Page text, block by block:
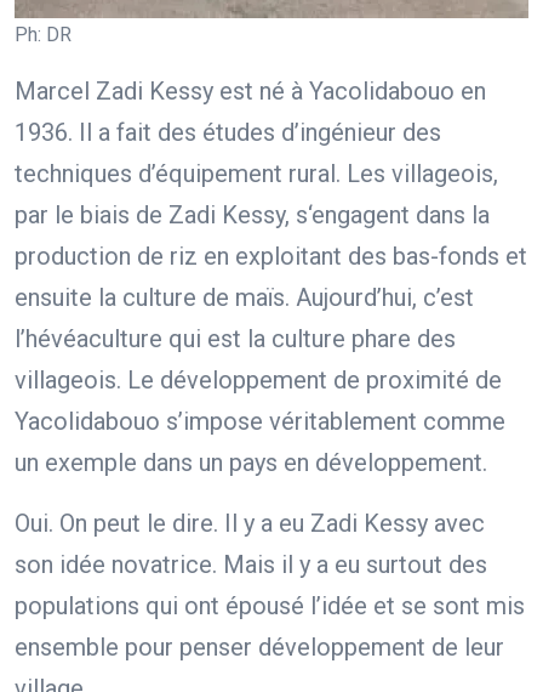
Ph: DR
Marcel Zadi Kessy est né à Yacolidabouo en
1936. Il a fait des études d’ingénieur des
techniques d’équipement rural. Les villageois,
par le biais de Zadi Kessy, s‘engagent dans la
production de riz en exploitant des bas-fonds et
ensuite la culture de maïs. Aujourd’hui, c’est
l’hévéaculture qui est la culture phare des
villageois. Le développement de proximité de
Yacolidabouo s’impose véritablement comme
un exemple dans un pays en développement.
Oui. On peut le dire. Il y a eu Zadi Kessy avec
son idée novatrice. Mais il y a eu surtout des
populations qui ont épousé l’idée et se sont mis
ensemble pour penser développement de leur